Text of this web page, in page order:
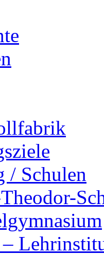
/ Schulen